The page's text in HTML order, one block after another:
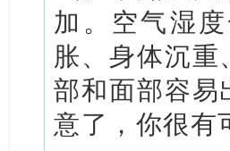
加。空气湿
胀、身体沉
部和面部容易
意了，你很有